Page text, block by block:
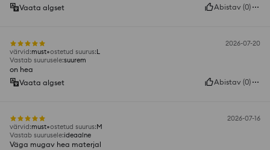
Vaata algset
Abistav (0)
2026-07-20
värvid:must ostetud suurus:L
Vastab suurusele:suurem
on hea
Vaata algset
Abistav (0)
2026-07-16
värvid:must ostetud suurus:M
Vastab suurusele:ideaalne
Väga mugav hea materjal